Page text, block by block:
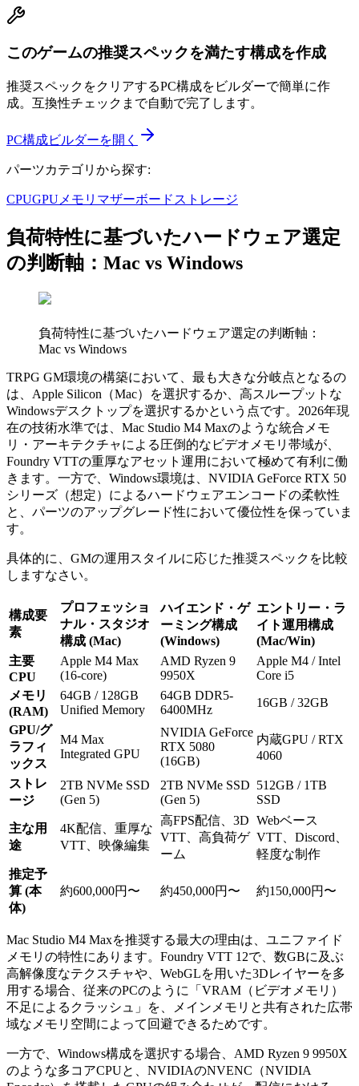
このゲームの推奨スペックを満たす構成を作成
推奨スペックをクリアするPC構成をビルダーで簡単に作
成。互換性チェックまで自動で完了します。
PC構成ビルダーを開く
パーツカテゴリから探す:
CPUGPU メモリ マザーボード ストレージ
負荷特性に基づいたハードウェア選定
の判断軸：Mac vs Windows
負荷特性に基づいたハードウェア選定の判断軸：
Mac vs Windows
TRPG GM環境の構築において、最も大きな分岐点となるの
は、Apple Silicon（Mac）を選択するか、高スループットな
Windowsデスクトップを選択するかという点です。2026年現
在の技術水準では、Mac Studio M4 Maxのような統合メモ
リ・アーキテクチャによる圧倒的なビデオメモリ帯域が、
Foundry VTTの重厚なアセット運用において極めて有利に働
きます。一方で、Windows環境は、NVIDIA GeForce RTX 50
シリーズ（想定）によるハードウェアエンコードの柔軟性
と、パーツのアップグレード性において優位性を保っていま
す。
具体的に、GMの運用スタイルに応じた推奨スペックを比較
しますなさい。
構成要
素
プロフェッショ
ナル・スタジオ
構成 (Mac)
ハイエンド・ゲ
ーミング構成
(Windows)
エントリー・ラ
イト運用構成
(Mac/Win)
主要
CPU
Apple M4 Max
(16-core)
AMD Ryzen 9
9950X
Apple M4 / Intel
Core i5
メモリ
(RAM)
64GB / 128GB
Unified Memory
64GB DDR5-
6400MHz
16GB / 32GB
GPU/グ
ラフィ
ックス
M4 Max
Integrated GPU
NVIDIA GeForce
RTX 5080
(16GB)
内蔵GPU / RTX
4060
ストレ
ージ
2TB NVMe SSD
(Gen 5)
2TB NVMe SSD
(Gen 5)
512GB / 1TB
SSD
主な用
途
4K配信、重厚な
VTT、映像編集
高FPS配信、3D
VTT、高負荷ゲ
ーム
Webベース
VTT、Discord、
軽度な制作
推定予
算 (本
体)
約600,000円〜 約450,000円〜 約150,000円〜
Mac Studio M4 Maxを推奨する最大の理由は、ユニファイド
メモリの特性にあります。Foundry VTT 12で、数GBに及ぶ
高解像度なテクスチャや、WebGLを用いた3Dレイヤーを多
用する場合、従来のPCのように「VRAM（ビデオメモリ）
不足によるクラッシュ」を、メインメモリと共有された広帯
域なメモリ空間によって回避できるためです。
一方で、Windows構成を選択する場合、AMD Ryzen 9 9950X
のような多コアCPUと、NVIDIAのNVENC（NVIDIA